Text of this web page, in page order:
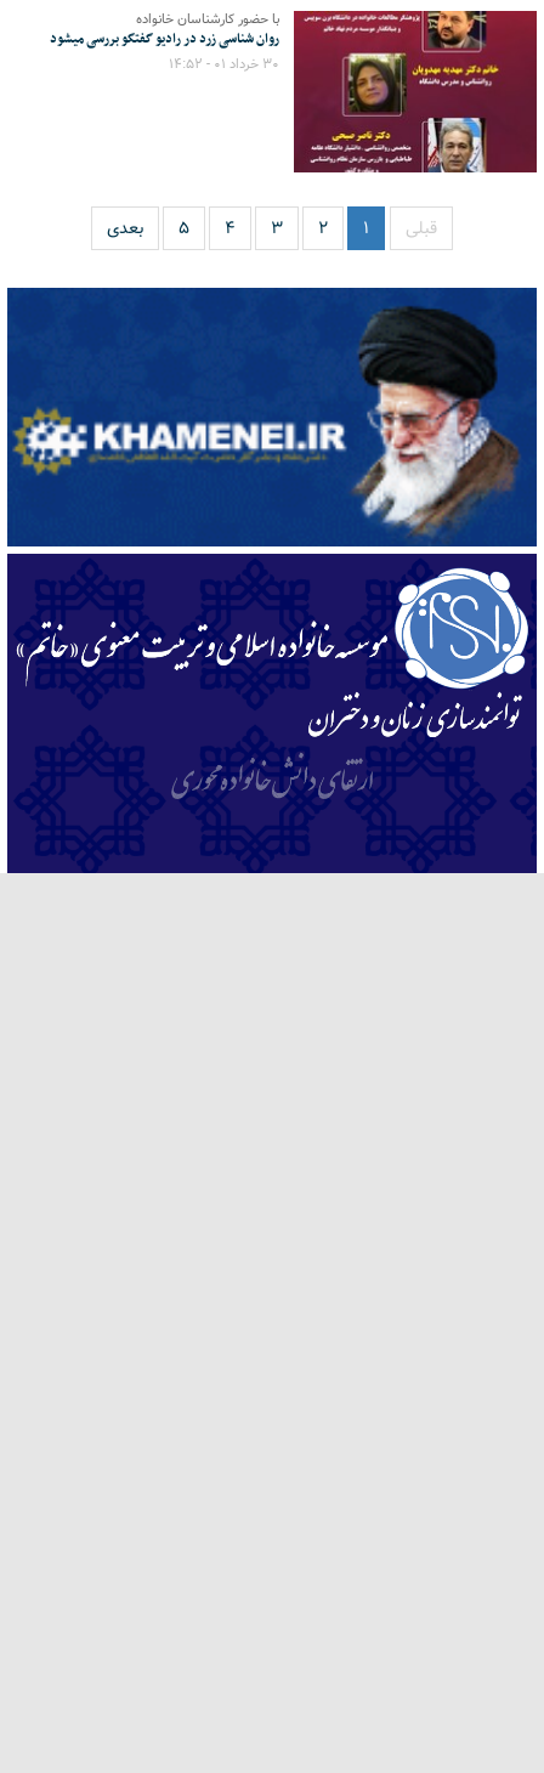
با حضور کارشناسان خانواده
روان شناسی زرد در رادیو گفتگو بررسی میشود
۳۰ خرداد ۰۱ - ۱۴:۵۲
قبلی ۱ ۲ ۳ ۴ ۵ بعدی